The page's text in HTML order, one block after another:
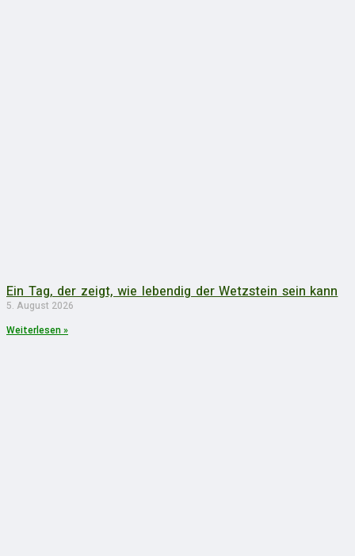
Ein Tag, der zeigt, wie lebendig der Wetzstein sein kann
5. August 2026
Weiterlesen »